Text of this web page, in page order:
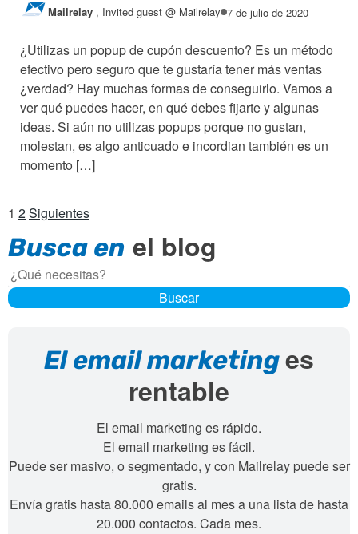
Mailrelay , Invited guest @ Mailrelay 7 de julio de 2020
¿Utilizas un popup de cupón descuento? Es un método
efectivo pero seguro que te gustaría tener más ventas
¿verdad? Hay muchas formas de conseguirlo. Vamos a
ver qué puedes hacer, en qué debes fijarte y algunas
ideas. Si aún no utilizas popups porque no gustan,
molestan, es algo anticuado e incordian también es un
momento […]
Paginación
de
entradas
1 2Siguientes
Busca en el blog
Buscar
Buscar
El email marketinges
rentable
El email marketing es rápido.
El email marketing es fácil.
Puede ser masivo, o segmentado, y con Mailrelay puede ser
gratis.
Envía gratis hasta 80.000 emails al mes a una lista de hasta
20.000 contactos. Cada mes.